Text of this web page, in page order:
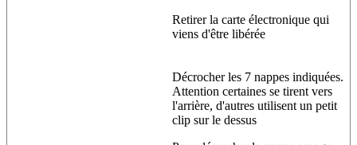
Retirer la carte électronique qui
viens d'être libérée
Décrocher les 7 nappes indiquées.
Attention certaines se tirent vers
l'arrière, d'autres utilisent un petit
clip sur le dessus